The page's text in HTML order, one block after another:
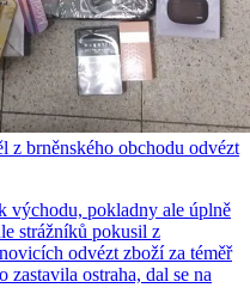
z brněnského obchodu odvézt
východu, pokladny ale úplně
strážníků pokusil z
odvézt zboží za téměř
ostraha, dal se na